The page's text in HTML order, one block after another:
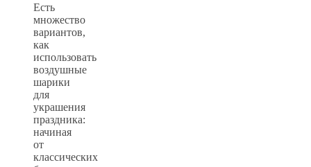
Есть
множество
вариантов,
как
использовать
воздушные
шарики
для
украшения
праздника:
начиная
от
классических